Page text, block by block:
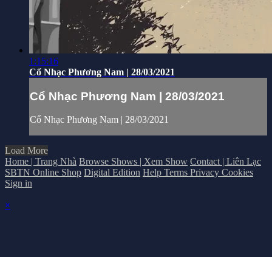
1:15:16
Cổ Nhạc Phương Nam | 28/03/2021
Cổ Nhạc Phương Nam | 28/03/2021
Cổ Nhạc Phương Nam | 28/03/2021
Load More
Home | Trang Nhà Browse Shows | Xem Show Contact | Liên Lạc
SBTN Online Shop Digital Edition Help Terms Privacy Cookies
Sign in
×